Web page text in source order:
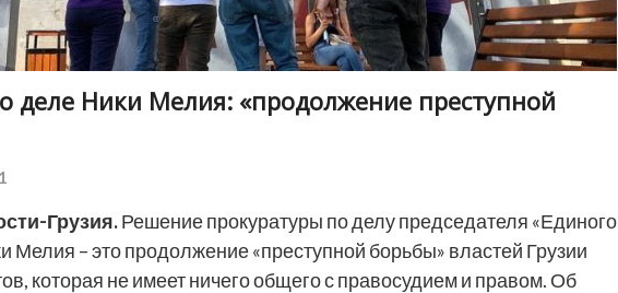
деле Ники Мелия: «продолжение преступной
Грузия.Решение прокуратуры по делу председателя «Единого
Мелия – это продолжение «преступной борьбы» властей Грузии
которая не имеет ничего общего с правосудием и правом. Об